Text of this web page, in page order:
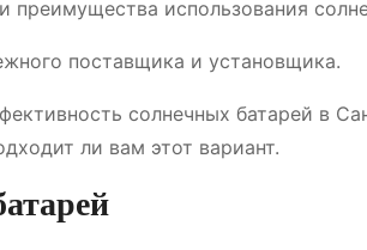
использования
поставщика и установщика.
солнечных батарей в
ли вам этот вариант.